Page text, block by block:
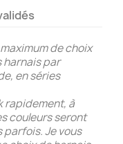
de choix
harnais par
en séries
rapidement, à
couleurs seront
Je vous